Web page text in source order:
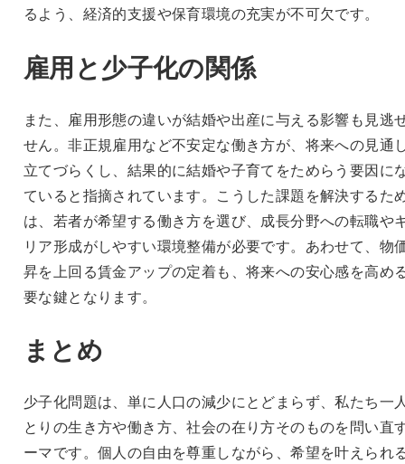
るよう、経済的支援や保育環境の充実が不可欠です。
雇用と少子化の関係
また、雇用形態の違いが結婚や出産に与える影響も見逃
せん。非正規雇用など不安定な働き方が、将来への見通
立てづらくし、結果的に結婚や子育てをためらう要因に
ていると指摘されています。こうした課題を解決するた
は、若者が希望する働き方を選び、成長分野への転職や
リア形成がしやすい環境整備が必要です。あわせて、物
昇を上回る賃金アップの定着も、将来への安心感を高め
要な鍵となります。
まとめ
少子化問題は、単に人口の減少にとどまらず、私たち一
とりの生き方や働き方、社会の在り方そのものを問い直
ーマです。個人の自由を尊重しながら、希望を叶えられ